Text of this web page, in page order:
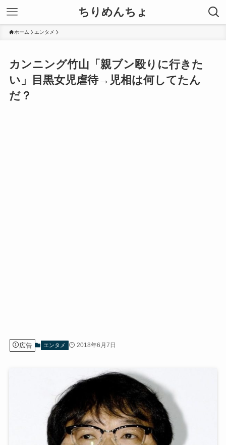
ちりめんちょ
ホーム エンタメ
カンニング竹山「親ブン殴りに行きた
い」目黒女児虐待→児相は何してたん
だ？
広告 エンタメ 2018年6月7日